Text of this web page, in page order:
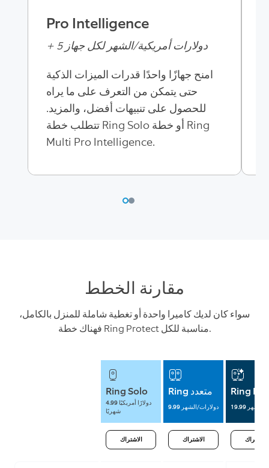
Pro Intelligence
+ 5 دولارات أمريكية/الشهر لكل جهاز
امنح جهازًا واحدًا قدرات الميزات الذكية
حتى يتمكن من التعرف على ما يراه
للحصول على تنبيهات أفضل، والمزيد.
تتطلب خطة Ring Solo أو خطة Ring
Multi Pro Intelligence.
مقارنة الخطط
سواء كان لديك كاميرا واحدة أو تغطية شاملة للمنزل بالكامل،
فهناك خطة Ring Protect مناسبة للكل.
Ring Solo
4.99 دولارًا أمريكيًا
شهريًا
الاشتراك
Ring متعدد
9.99 دولارات/الشهر
الاشتراك
Ring Pro
الشهر
الاشتراك